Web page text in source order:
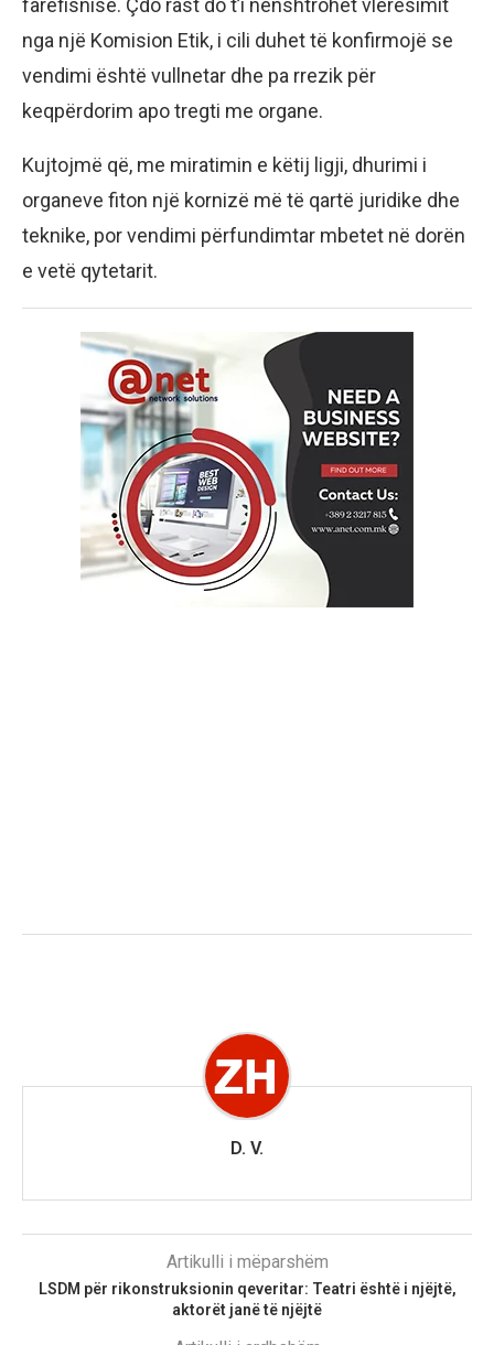
farefisnisë. Çdo rast do t’i nënshtrohet vlerësimit
nga një Komision Etik, i cili duhet të konfirmojë se
vendimi është vullnetar dhe pa rrezik për
keqpërdorim apo tregti me organe.
Kujtojmë që, me miratimin e këtij ligji, dhurimi i
organeve fiton një kornizë më të qartë juridike dhe
teknike, por vendimi përfundimtar mbetet në dorën
e vetë qytetarit.
D. V.
Artikulli i mëparshëm
LSDM për rikonstruksionin qeveritar: Teatri është i njëjtë,
aktorët janë të njëjtë